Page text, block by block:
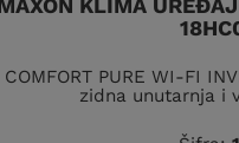
MAXON KLIMA
COMFORT PURE WI-FI
zidna unutarnja i